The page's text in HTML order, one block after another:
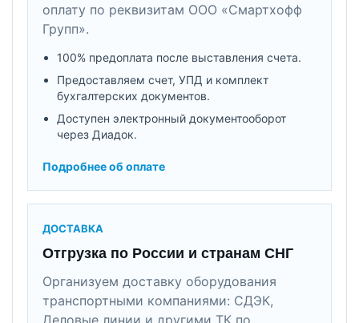
оплату по реквизитам ООО «Смартхофф
Групп».
100% предоплата после выставления счета.
Предоставляем счет, УПД и комплект
бухгалтерских документов.
Доступен электронный документооборот
через Диадок.
Подробнее об оплате
ДОСТАВКА
Отгрузка по России и странам СНГ
Организуем доставку оборудования
транспортными компаниями: СДЭК,